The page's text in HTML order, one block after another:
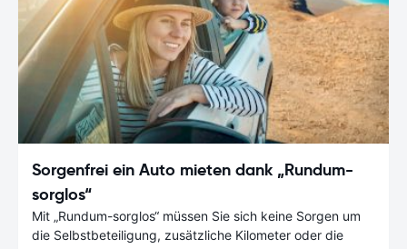
Sorgenfrei ein Auto mieten dank „Rundum-
sorglos“
Mit „Rundum-sorglos“ müssen Sie sich keine Sorgen um
die Selbstbeteiligung, zusätzliche Kilometer oder die